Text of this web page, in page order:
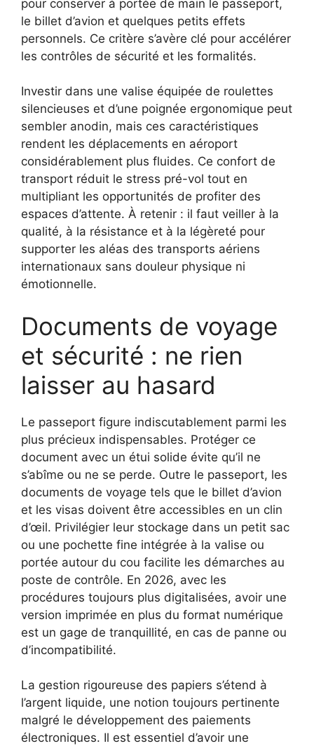
pour conserver à portée de main le passeport,
le billet d’avion et quelques petits effets
personnels. Ce critère s’avère clé pour accélérer
les contrôles de sécurité et les formalités.
Investir dans une valise équipée de roulettes
silencieuses et d’une poignée ergonomique peut
sembler anodin, mais ces caractéristiques
rendent les déplacements en aéroport
considérablement plus fluides. Ce confort de
transport réduit le stress pré-vol tout en
multipliant les opportunités de profiter des
espaces d’attente. À retenir : il faut veiller à la
qualité, à la résistance et à la légèreté pour
supporter les aléas des transports aériens
internationaux sans douleur physique ni
émotionnelle.
Documents de voyage
et sécurité : ne rien
laisser au hasard
Le passeport figure indiscutablement parmi les
plus précieux indispensables. Protéger ce
document avec un étui solide évite qu’il ne
s’abîme ou ne se perde. Outre le passeport, les
documents de voyage tels que le billet d’avion
et les visas doivent être accessibles en un clin
d’œil. Privilégier leur stockage dans un petit sac
ou une pochette fine intégrée à la valise ou
portée autour du cou facilite les démarches au
poste de contrôle. En 2026, avec les
procédures toujours plus digitalisées, avoir une
version imprimée en plus du format numérique
est un gage de tranquillité, en cas de panne ou
d’incompatibilité.
La gestion rigoureuse des papiers s’étend à
l’argent liquide, une notion toujours pertinente
malgré le développement des paiements
électroniques. Il est essentiel d’avoir une